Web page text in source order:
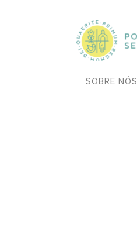
SOBRE NÓS